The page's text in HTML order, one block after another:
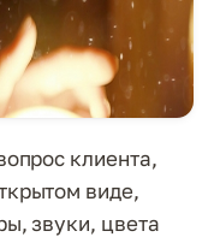
клиента,
виде,
звуки, цвета